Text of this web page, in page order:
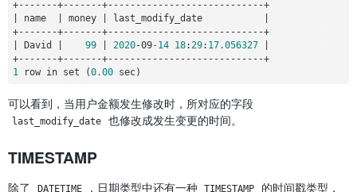
+- - - - - - -+- - - - - - -+- - - - - - - - - - - - - - - - - - - - - - - - - - - -+
name money last_modify_date
+- - - - - - -+- - - - - - -+- - - - - - - - - - - - - - - - - - - - - - - - - - - -+
David 99 2020-09-14 18:29: 17.056327
+- - - - - - -+- - - - - - -+- - - - - - - - - - - - - - - - - - - - - - - - - - - -+
1 row in set (0.00
可以看到，当用户金额发生修改时，所对应的字段
last_modify_date 也修改成发生变更的时间。
TIMESTAMP
除了 DATETIME ，日期类型中还有一种 TIMESTAMP 的时间戳类型，